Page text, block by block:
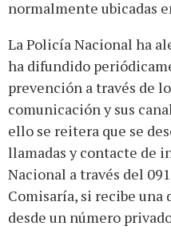
normalmente ubicadas
La Policía Nacional ha
ha difundido
prevención a través de
comunicación y sus
ello se reitera que se
llamadas y contacte de
Nacional a través del
Comisaría, si recibe una
desde un número